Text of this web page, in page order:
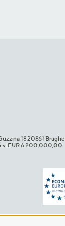
18 20861
i.v. EUR 6.200.000,00​